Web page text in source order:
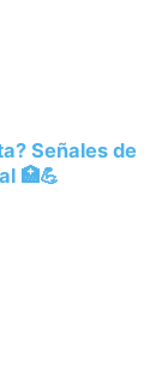
Señales de
🏥💪